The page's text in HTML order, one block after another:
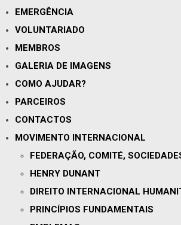
EMERGÊNCIA
VOLUNTARIADO
MEMBROS
GALERIA DE IMAGENS
COMO AJUDAR?
PARCEIROS
CONTACTOS
MOVIMENTO INTERNACIONAL
FEDERAÇÃO, COMITÉ,
HENRY DUNANT
DIREITO INTERNACIONAL
PRINCÍPIOS FUNDAMENTAIS